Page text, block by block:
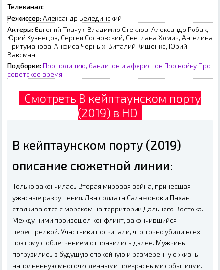
Телеканал:
Режиссер: Александр Велединский
Актеры: Евгений Ткачук, Владимир Стеклов, Александр Робак,
Юрий Кузнецов, Сергей Сосновский, Светлана Хомич, Ангелина
Притуманова, Анфиса Черных, Виталий Кищенко, Юрий
Ваксман
Подборки: Про полицию, бандитов и аферистов Про войну Про
советское время
Смотреть В кейптаунском порту
(2019) в HD
В кейптаунском порту (2019)
описание сюжетной линии:
Только закончилась Вторая мировая война, принесшая
ужасные разрушения. Два солдата Салажонок и Пахан
сталкиваются с моряком на территории Дальнего Востока.
Между ними произошел конфликт, закончившийся
перестрелкой. Участники посчитали, что точно убили всех,
поэтому с облегчением отправились далее. Мужчины
погрузились в будущую спокойную и размеренную жизнь,
наполненную многочисленными прекрасными событиями.